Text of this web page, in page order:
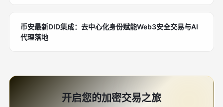
币安最新DID集成：去中心化身份赋能Web3安全交易与AI
代理落地
开启您的加密交易之旅